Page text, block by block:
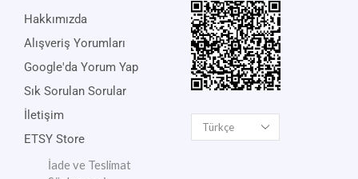
Hakkımızda
Alışveriş Yorumları
Google'da Yorum Yap
Sık Sorulan Sorular
İletişim
ETSY Store
İade ve Teslimat